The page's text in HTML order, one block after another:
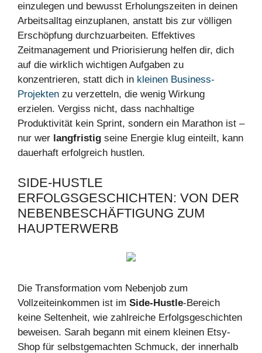
einzulegen und bewusst Erholungszeiten in deinen
Arbeitsalltag einzuplanen, anstatt bis zur völligen
Erschöpfung durchzuarbeiten. Effektives
Zeitmanagement und Priorisierung helfen dir, dich
auf die wirklich wichtigen Aufgaben zu
konzentrieren, statt dich in kleinen Business-
Projekten zu verzetteln, die wenig Wirkung
erzielen. Vergiss nicht, dass nachhaltige
Produktivität kein Sprint, sondern ein Marathon ist –
nur wer langfristig seine Energie klug einteilt, kann
dauerhaft erfolgreich hustlen.
SIDE-HUSTLE
ERFOLGSGESCHICHTEN: VON DER
NEBENBESCHÄFTIGUNG ZUM
HAUPTERWERB
Die Transformation vom Nebenjob zum
Vollzeiteinkommen ist im Side-Hustle-Bereich
keine Seltenheit, wie zahlreiche Erfolgsgeschichten
beweisen. Sarah begann mit einem kleinen Etsy-
Shop für selbstgemachten Schmuck, der innerhalb